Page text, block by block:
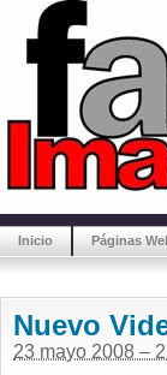
Inicio Páginas
Nuevo
23 mayo 2008 –